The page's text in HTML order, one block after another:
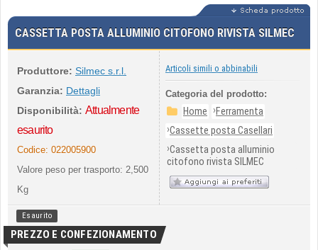
CASSETTA POSTA ALLUMINIO CITOFONO RIVISTA SILMEC
Produttore: Silmec s.r.l.
Garanzia: Dettagli
Disponibilità: Attualmente
esaurito
Codice: 022005900
Valore peso per trasporto: 2,500
Kg
Articoli simili o abbinabili
Categoria del prodotto:
Home ›Ferramenta
›Cassette posta Casellari
›Cassetta posta alluminio
citofono rivista SILMEC
Esaurito
PREZZO E CONFEZIONAMENTO